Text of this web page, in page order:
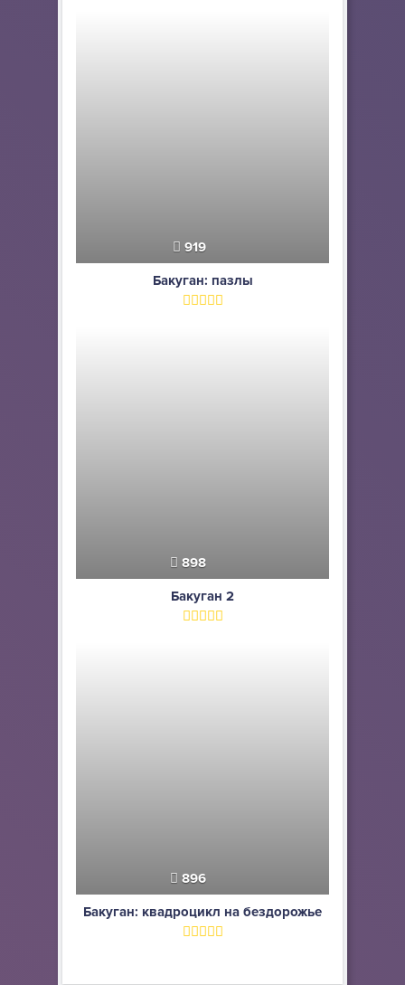
919
Бакуган: пазлы
898
Бакуган 2
896
Бакуган: квадроцикл на бездорожье